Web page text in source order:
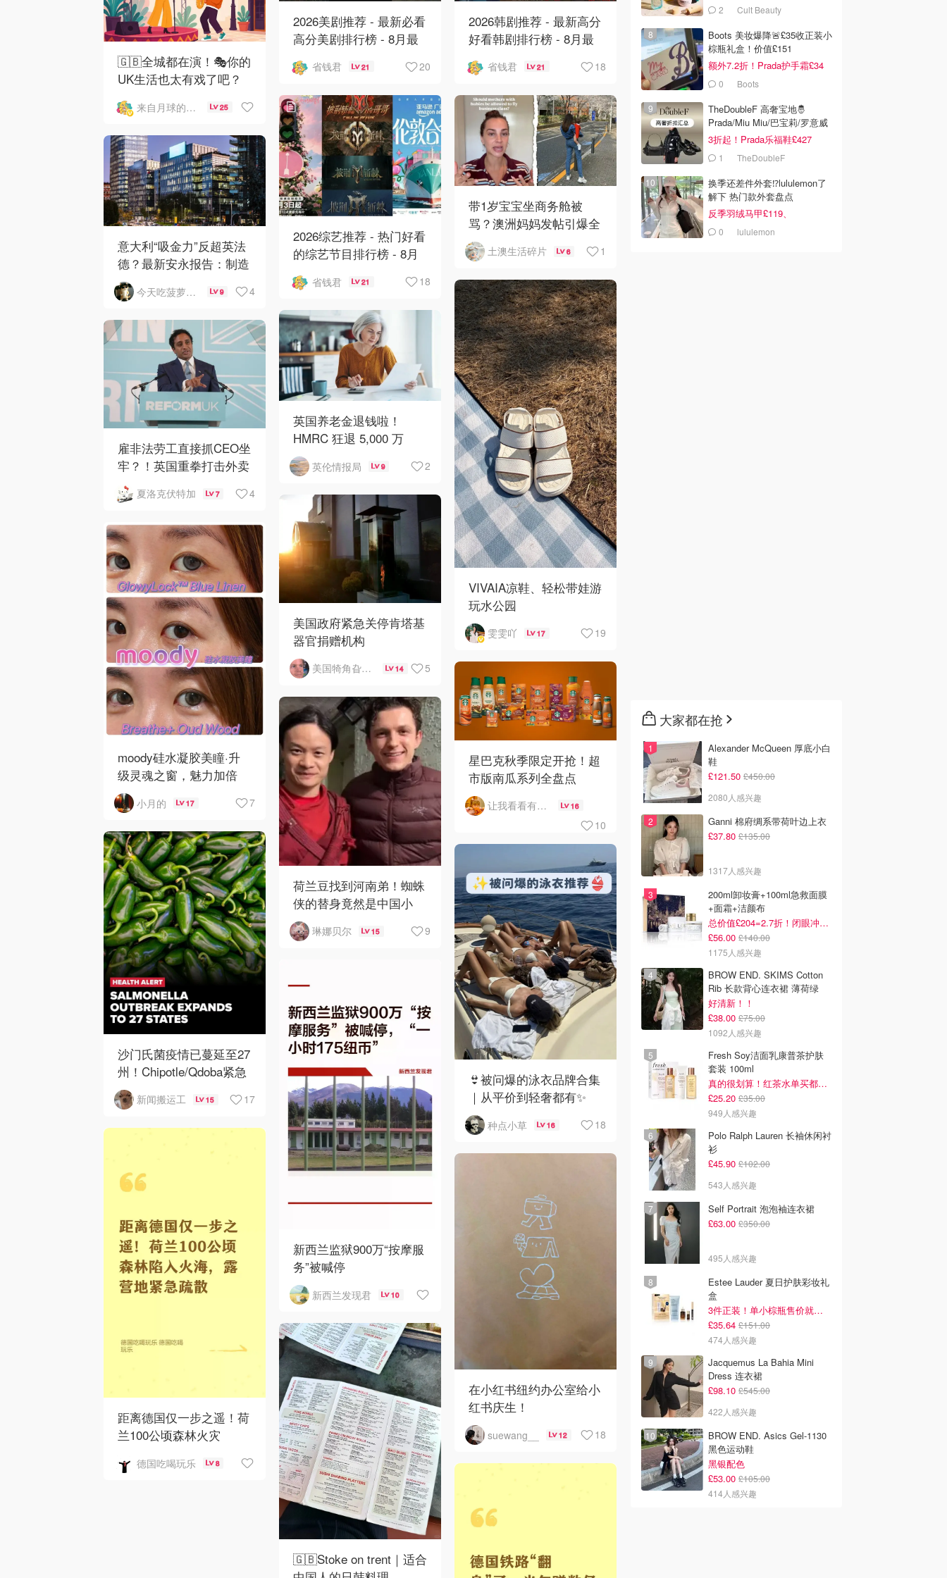
🇬🇧全城都在演！🎭你的
UK生活也太有戏了吧？
分享日常赢礼卡
来自月球的晒晒君 25
2026美剧推荐 - 最新必看
高分美剧排行榜 - 8月最
回归！
省钱君 21 20
2026韩剧推荐 - 最新高分
好看韩剧排行榜 - 8月最
爱 》上线❣️
省钱君 21 18
2026综艺推荐 - 热门好看
的综艺节目排行榜 - 8月
最新:《​​伦敦合伙人》回
归啦省钱君 21 18
带1岁宝宝坐商务舱被
骂？澳洲妈妈发帖引爆全
网争议
土澳生活碎片 6 1
意大利“吸金力”反超英法
德？最新安永报告：制造
业与AI成投资新宠！
今天吃菠萝披萨了吗 9 4
VIVAIA凉鞋、轻松带娃游
玩水公园
雯雯吖 17 19
英国养老金退钱啦！
HMRC 狂退 5,000 万
镑，人均可领 £4,000！
英伦情报局 9 2
雇非法劳工直接抓CEO坐
牢？！英国重拳打击外卖
平台黑工
夏洛克伏特加 7 4
美国政府紧急关停肯塔基
器官捐赠机构
美国犄角旮旯新鲜事 14 5
moody硅水凝胶美瞳·升
级灵魂之窗，魅力加倍
小月的 17 7
星巴克秋季限定开抢！超
市版南瓜系列全盘点
让我看看有啥好吃的 16
10
荷兰豆找到河南弟！蜘蛛
侠的替身竟然是中国小
哥？！
琳娜贝尔 15 9
沙门氏菌疫情已蔓延至27
州！Chipotle/Qdoba紧急
下架辣椒
新闻搬运工 15 17
👙被问爆的泳衣品牌合集
｜从平价到轻奢都有✨
种点小草 16 18
新西兰监狱900万“按摩服
务”被喊停
新西兰发现君 10
距离德国仅一步之遥！荷
兰100公顷森林火灾
德国吃喝玩乐 8
在小红书纽约办公室给小
红书庆生！
suewang__ 12 18
🇬🇧Stoke on trent｜适合
拿 2 Cult Beauty
Boots 美妆爆降🚨£35收正装小
棕瓶礼盒！价值£151
额外7.2折！Prada护手霜£34
0 Boots
TheDoubleF 高奢宝地🤴
Prada/Miu Miu/巴宝莉/罗意威
3折起！Prada乐福鞋£427
1 TheDoubleF
换季还差件外套⁉️lululemon了
解下 热门款外套盘点
反季羽绒马甲£119、
Define£84
0 lululemon
大家都在抢
Alexander McQueen 厚底小白
鞋
£121.50 £450.00
2080人感兴趣
Ganni 棉府绸系带荷叶边上衣
£37.80 £135.00
1317人感兴趣
200ml卸妆膏+100ml急救面膜
+面霜+洁颜布
总价值£204=2.7折！闭眼冲这套！
£56.00 £140.00
1175人感兴趣
BROW END. SKIMS Cotton
Rib 长款背心连衣裙 薄荷绿
好清新！！
£38.00 £75.00
1092人感兴趣
Fresh Soy洁面乳康普茶护肤
套装 100ml
真的很划算！红茶水单买都要£35！
£25.20 £35.00
949人感兴趣
Polo Ralph Lauren 长袖休闲衬
衫
£45.90 £102.00
543人感兴趣
Self Portrait 泡泡袖连衣裙
£63.00 £350.00
495人感兴趣
Estee Lauder 夏日护肤彩妆礼
盒
3件正装！单小棕瓶售价就要£65！
£35.64 £151.00
474人感兴趣
Jacquemus La Bahia Mini
Dress 连衣裙
£98.10 £545.00
422人感兴趣
BROW END. Asics Gel-1130
黑色运动鞋
黑银配色
£53.00 £105.00
414人感兴趣